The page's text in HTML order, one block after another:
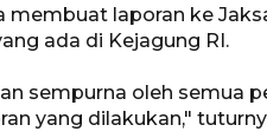
membuat laporan ke
ada di Kejagung RI.
sempurna oleh semua
yang dilakukan,"